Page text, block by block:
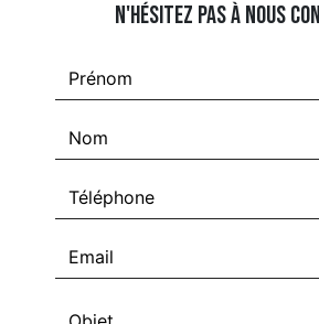
N'hésitez pas à nous